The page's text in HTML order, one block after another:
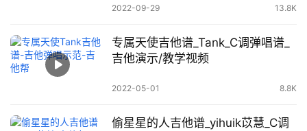
2022-09-29 13.8K
专属天使吉他谱_Tank_C调弹唱谱_
吉他演示/教学视频
2022-05-01 8.8K
偷星星的人吉他谱_yihuik苡慧_C调